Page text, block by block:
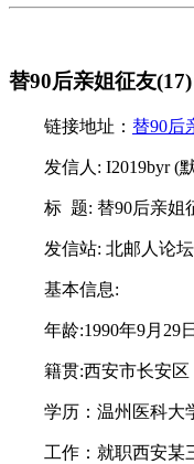
替90后亲姐征友(17)
链接地址： 替90后
发信人: I2019byr (
标 题: 替90后亲姐
发信站: 北邮人论
基本信息:
年龄:1990年9月29日
籍贯:西安市长安区
学历：温州医科大
工作：就职西安某